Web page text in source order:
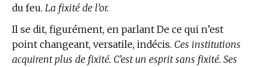
du feu. La fixité de l’or.
Il se dit, figurément, en parlant De ce qui n’est
point changeant, versatile, indécis. Ces institutions
acquirent plus de fixité. C’est un esprit sans fixité. Ses